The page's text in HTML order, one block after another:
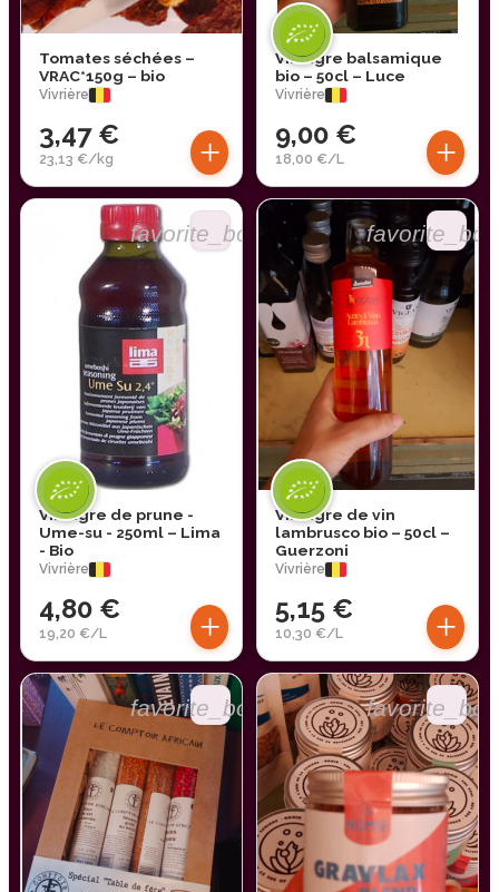
Tomates séchées –
VRAC*150g – bio
Vivrière
3,47 €
23,13 €/kg +
Vinaigre balsamique
bio – 50cl – Luce
Vivrière
9,00 €
18,00 €/L +
favorite_border
Vinaigre de prune -
Ume-su - 250ml – Lima
- Bio
Vivrière
4,80 €
19,20 €/L +
Vinaigre de vin
lambrusco bio – 50cl –
Guerzoni
Vivrière
5,15 €
10,30 €/L +
favorite_border